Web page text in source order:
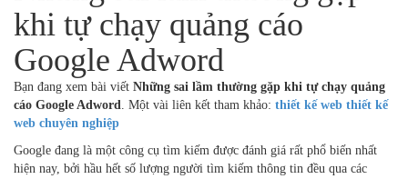
khi tự chạy quảng cáo
Google Adword
Bạn đang xem bài viết Những sai lầm thường gặp khi tự chạy quảng
cáo Google Adword. Một vài liên kết tham khảo: thiết kế web thiết kế
web chuyên nghiệp
Google đang là một công cụ tìm kiếm được đánh giá rất phổ biến nhất
hiện nay, bởi hầu hết số lượng người tìm kiếm thông tin đều qua các